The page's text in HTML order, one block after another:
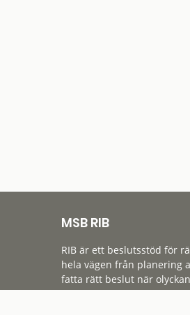
MSB RIB
RIB är ett beslutsstöd för
hela vägen från planering
fatta rätt beslut när